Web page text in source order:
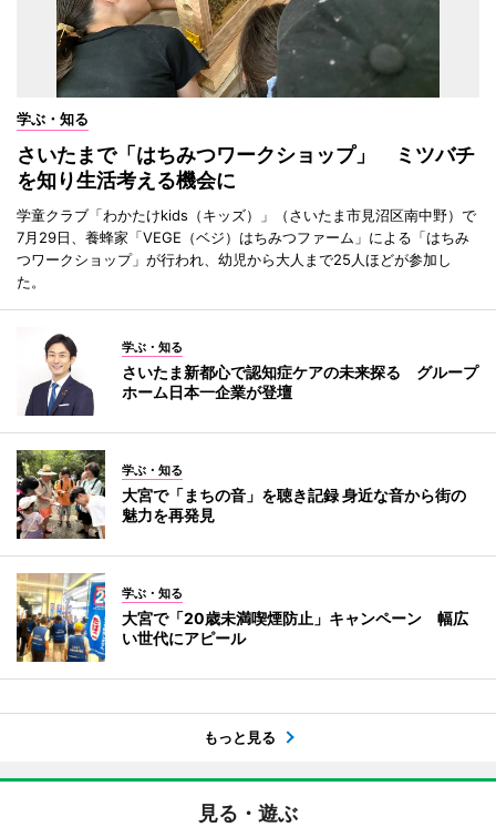
学ぶ・知る
さいたまで「はちみつワークショップ」 ミツバチ
を知り生活考える機会に
学童クラブ「わかたけkids（キッズ）」（さいたま市見沼区南中野）で
7月29日、養蜂家「VEGE（ベジ）はちみつファーム」による「はちみ
つワークショップ」が行われ、幼児から大人まで25人ほどが参加し
た。
学ぶ・知る
さいたま新都心で認知症ケアの未来探る グループ
ホーム日本一企業が登壇
学ぶ・知る
大宮で「まちの音」を聴き記録 身近な音から街の
魅力を再発見
学ぶ・知る
大宮で「20歳未満喫煙防止」キャンペーン 幅広
い世代にアピール
もっと見る
見る・遊ぶ